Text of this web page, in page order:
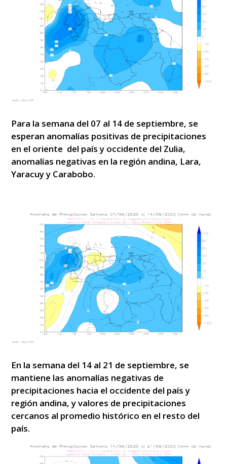
Para la semana del 07 al 14 de septiembre, se
esperan anomalías positivas de precipitaciones
en el oriente del país y occidente del Zulia,
anomalías negativas en la región andina, Lara,
Yaracuy y Carabobo.
En la semana del 14 al 21 de septiembre, se
mantiene las anomalías negativas de
precipitaciones hacia el occidente del país y
región andina, y valores de precipitaciones
cercanos al promedio histórico en el resto del
país.